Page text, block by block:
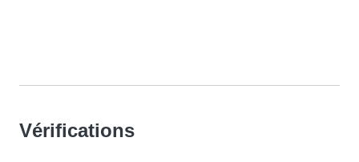
Vérifications